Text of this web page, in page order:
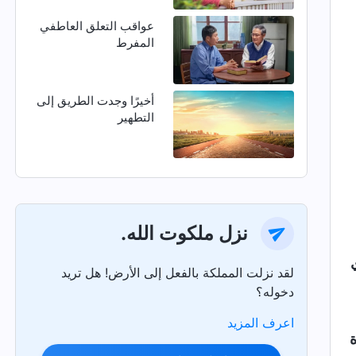
عواقب التعلق العاطفي
المفرط
أخيرًا وجدت الطريق إلى
التطهير
نزل ملكوت الله.
لقد نزلت المملكة بالفعل إلى الأرض! هل تريد
دخوله؟
اعرف المزيد